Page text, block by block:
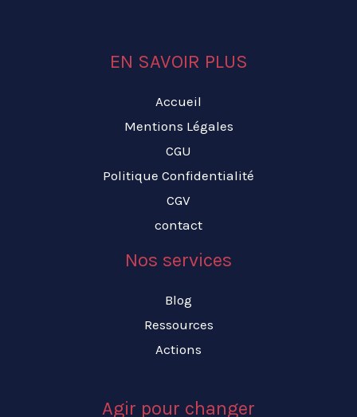
EN SAVOIR PLUS
Accueil
Mentions Légales
CGU
Politique Confidentialité
CGV
contact
Nos services
Blog
Ressources
Actions
Agir pour changer